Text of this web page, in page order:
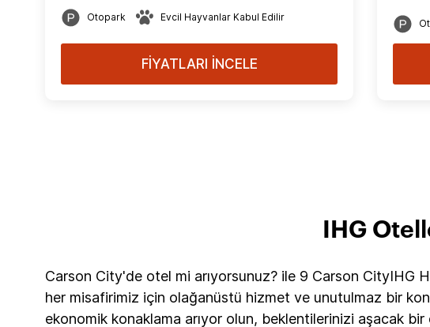
Otopark Evcil Hayvanlar Kabul Edilir
FİYATLARI İNCELE
IHG
Carson City'de otel mi arıyorsunuz? ile 9 Carson CityIHG
her misafirimiz için olağanüstü hizmet ve unutulmaz bir
ekonomik konaklama arıyor olun, beklentilerinizi aşacak bir